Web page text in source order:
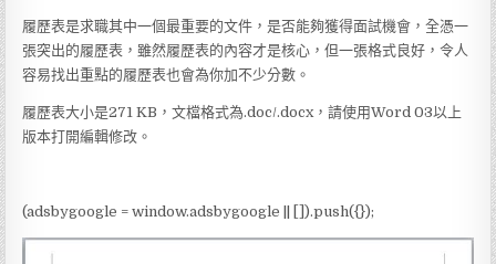
履歷表是求職其中一個最重要的文件，是否能夠獲得面試機會，全憑一
張突出的履歷表，雖然履歷表的內容才是核心，但一張格式良好，令人
容易找出重點的履歷表也會為你加不少分數。
履歷表大小是271 KB，文檔格式為.doc/.docx，請使用Word 03以上
版本打開編輯修改。
(adsbygoogle = window.adsbygoogle || []).push({});